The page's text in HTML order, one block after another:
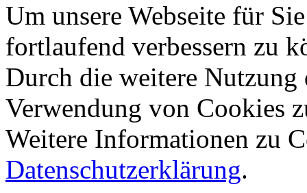
Um unsere Webseite für
fortlaufend verbessern zu
Durch die weitere Nutzung
Verwendung von Cookies
Weitere Informationen zu
Datenschutzerklärung.